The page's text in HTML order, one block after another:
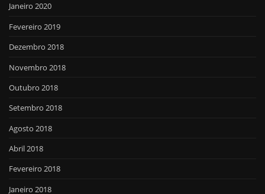
Janeiro 2020
Fevereiro 2019
Dezembro 2018
Novembro 2018
Outubro 2018
Setembro 2018
Agosto 2018
Abril 2018
Fevereiro 2018
Janeiro 2018